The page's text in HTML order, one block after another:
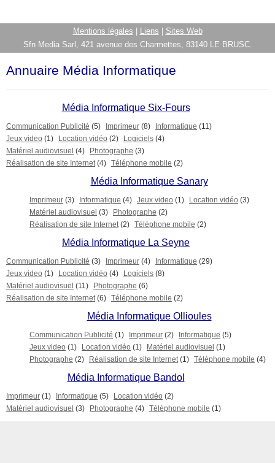
Mentions légales Liens
Sites Web
Sfn Media Sarl, 421 avenue des Charmettes, 83140 LE BRUSC.
Annuaire Média Informatique
Média Informatique Six-Fours
Communication Publicité (5) Imprimeur (8) Informatique (11)
Jeux video (1) Location vidéo (2) Logiciels (4)
Matériel audiovisuel (4) Photographe (3)
Réalisation de site Internet (4) Téléphone mobile (2)
Média Informatique Sanary
Imprimeur (3) Informatique (4) Jeux video (1) Location vidéo (3)
Matériel audiovisuel (3) Photographe (2)
Réalisation de site Internet (2) Téléphone mobile (2)
Média Informatique La Seyne
Communication Publicité (3) Imprimeur (4) Informatique (29)
Jeux video (1) Location vidéo (4) Logiciels (8)
Matériel audiovisuel (11) Photographe (6)
Réalisation de site Internet (6) Téléphone mobile (2)
Média Informatique Ollioules
Communication Publicité (1) Imprimeur (2) Informatique (5)
Jeux video (1) Location vidéo (1) Matériel audiovisuel (1)
Photographe (2) Réalisation de site Internet (1) Téléphone mobile (4)
Média Informatique Bandol
Imprimeur (1) Informatique (5) Location vidéo (2)
Matériel audiovisuel (3) Photographe (4) Téléphone mobile (1)